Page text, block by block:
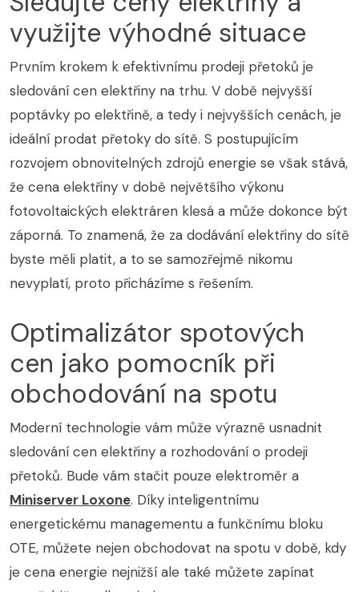
využijte výhodné situace
Prvním krokem k efektivnímu prodeji přetoků je
sledování cen elektřiny na trhu. V době nejvyšší
poptávky po elektřině, a tedy i nejvyšších cenách, je
ideální prodat přetoky do sítě. S postupujícím
rozvojem obnovitelných zdrojů energie se však stává,
že cena elektřiny v době největšího výkonu
fotovoltaických elektráren klesá a může dokonce být
záporná. To znamená, že za dodávání elektřiny do sítě
byste měli platit, a to se samozřejmě nikomu
nevyplatí, proto přicházíme s řešením.
Optimalizátor spotových
cen jako pomocník při
obchodování na spotu
Moderní technologie vám může výrazně usnadnit
sledování cen elektřiny a rozhodování o prodeji
přetoků. Bude vám stačit pouze elektroměr a
Miniserver Loxone. Díky inteligentnímu
energetickému managementu a funkčnímu bloku
OTE, můžete nejen obchodovat na spotu v době, kdy
je cena energie nejnižší ale také můžete zapínat